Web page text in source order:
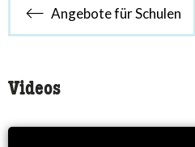
Angebote für Schulen
Videos